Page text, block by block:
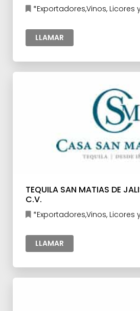
*Exportadores,Vinos, Licores
LLAMAR
TEQUILA SAN MATIAS DE
C.V.
*Exportadores,Vinos, Licores
LLAMAR